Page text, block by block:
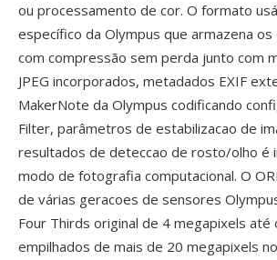
ou processamento de cor. O formato
específico da Olympus que armazena
com compressão sem perda junto com
JPEG incorporados, metadados EXIF
MakerNote da Olympus codificando
Filter, parâmetros de estabilizacao de
resultados de deteccao de rosto/olho é
modo de fotografia computacional. O
de várias geracoes de sensores
Four Thirds original de 4 megapixels até
empilhados de mais de 20 megapixels